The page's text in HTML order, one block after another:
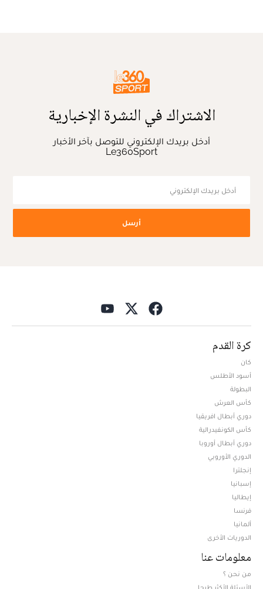
الاشتراك في النشرة الإخبارية
أدخل بريدك الإلكتروني للتوصل بآخر الأخبار
Le360Sport
أرسل
كرة القدم
كان
أسود الأطلس
البطولة
كأس العرش
دوري أبطال افريقيا
كأس الكونفيدرالية
دوري أبطال أوروبا
الدوري الأوروبي
إنجلترا
إسبانيا
إيطاليا
فرنسا
ألمانيا
الدوريات الأخرى
معلومات عنا
من نحن ؟
الأسئلة الأكثر طرحا